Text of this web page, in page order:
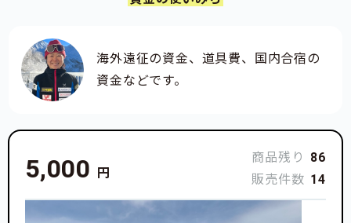
海外遠征の資金、道具費、国内合宿の
資金などです。
5,000 円
商品残り
86
販売件数 14